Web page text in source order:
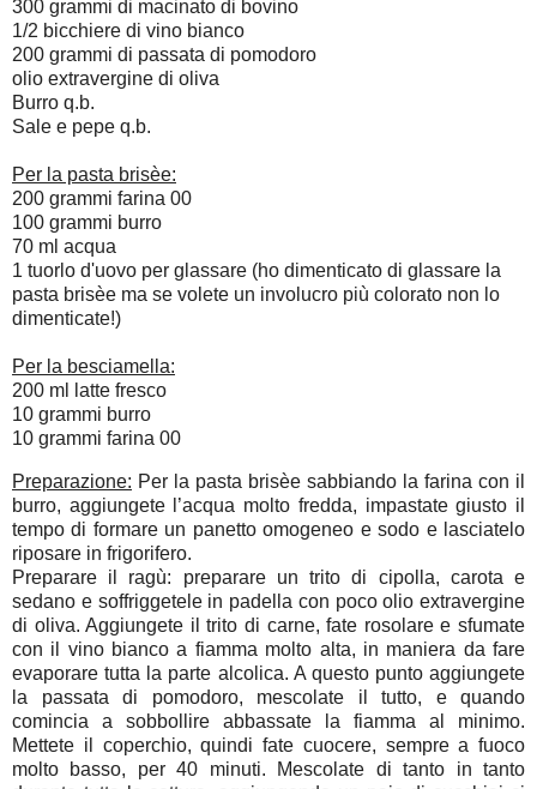
300 grammi di macinato di bovino
1/2 bicchiere di vino bianco
200 grammi di passata di pomodoro
olio extravergine di oliva
Burro q.b.
Sale e pepe q.b.
Per la pasta brisèe:
200 grammi farina 00
100 grammi burro
70 ml acqua
1 tuorlo d'uovo per glassare (ho dimenticato di glassare la
pasta brisèe ma se volete un involucro più colorato non lo
dimenticate!)
Per la besciamella:
200 ml latte fresco
10 grammi burro
10 grammi farina 00
Preparazione: Per la pasta brisèe sabbiando la farina con il
burro, aggiungete l’acqua molto fredda, impastate giusto il
tempo di formare un panetto omogeneo e sodo e lasciatelo
riposare in frigorifero.
Preparare il ragù: preparare un trito di cipolla, carota e
sedano e soffriggetele in padella con poco olio extravergine
di oliva. Aggiungete il trito di carne, fate rosolare e sfumate
con il vino bianco a fiamma molto alta, in maniera da fare
evaporare tutta la parte alcolica. A questo punto aggiungete
la passata di pomodoro, mescolate il tutto, e quando
comincia a sobbollire abbassate la fiamma al minimo.
Mettete il coperchio, quindi fate cuocere, sempre a fuoco
molto basso, per 40 minuti. Mescolate di tanto in tanto